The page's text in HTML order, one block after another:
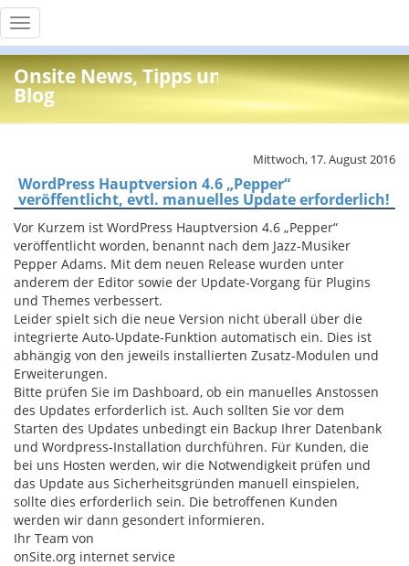
Toggle
navigation
Onsite News, Tipps und Info
Blog
Mittwoch, 17. August 2016
WordPress Hauptversion 4.6 „Pepper“
veröffentlicht, evtl. manuelles Update erforderlich!
Vor Kurzem ist WordPress Hauptversion 4.6 „Pepper“
veröffentlicht worden, benannt nach dem Jazz-Musiker
Pepper Adams. Mit dem neuen Release wurden unter
anderem der Editor sowie der Update-Vorgang für Plugins
und Themes verbessert.
Leider spielt sich die neue Version nicht überall über die
integrierte Auto-Update-Funktion automatisch ein. Dies ist
abhängig von den jeweils installierten Zusatz-Modulen und
Erweiterungen.
Bitte prüfen Sie im Dashboard, ob ein manuelles Anstossen
des Updates erforderlich ist. Auch sollten Sie vor dem
Starten des Updates unbedingt ein Backup Ihrer Datenbank
und Wordpress-Installation durchführen. Für Kunden, die
bei uns Hosten werden, wir die Notwendigkeit prüfen und
das Update aus Sicherheitsgründen manuell einspielen,
sollte dies erforderlich sein. Die betroffenen Kunden
werden wir dann gesondert informieren.
Ihr Team von
onSite.org internet service